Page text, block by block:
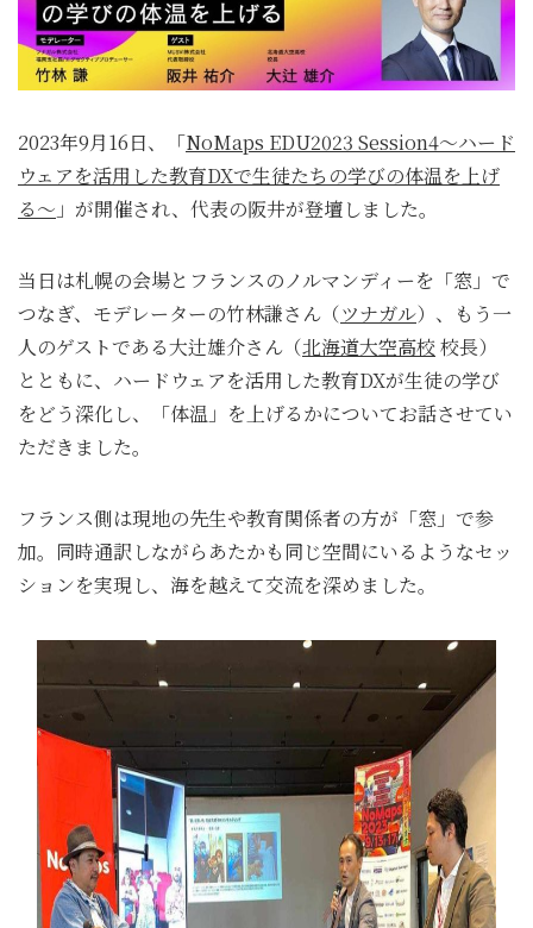
2023年9月16日、「NoMaps EDU2023 Session4〜ハード
ウェアを活用した教育DXで生徒たちの学びの体温を上げ
る〜 」が開催され、代表の阪井が登壇しました。
当日は札幌の会場とフランスのノルマンディーを「窓」で
つなぎ、モデレーターの竹林謙さん（ツナガル）、もう一
人のゲストである大辻雄介さん（北海道大空高校 校長）
とともに、ハードウェアを活用した教育DXが生徒の学び
をどう深化し、「体温」を上げるかについてお話させてい
ただきました。
フランス側は現地の先生や教育関係者の方が「窓」で参
加。同時通訳しながらあたかも同じ空間にいるようなセッ
ションを実現し、海を越えて交流を深めました。